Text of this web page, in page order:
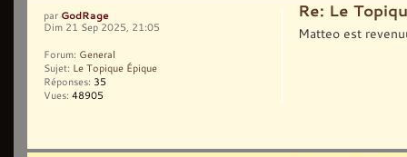
Re: Le
Matteo est
par GodRage
Dim 21 Sep 2025, 21:05
Forum: General
Sujet: Le Topique Épique
Réponses: 35
Vues: 48905